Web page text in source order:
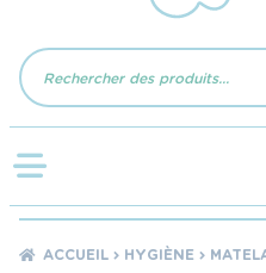
Recherche
de
produits
ACCUEIL HYGIÈNE